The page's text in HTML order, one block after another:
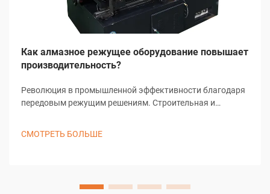
Как алмазное режущее оборудование повышает
производительность?
Революция в промышленной эффективности благодаря
передовым режущим решениям. Строительная и
СМОТРЕТЬ БОЛЬШЕ